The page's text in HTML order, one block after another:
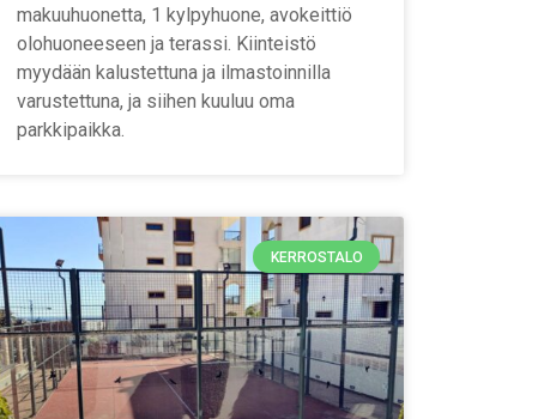
makuuhuonetta, 1 kylpyhuone, avokeittiö
olohuoneeseen ja terassi. Kiinteistö
myydään kalustettuna ja ilmastoinnilla
varustettuna, ja siihen kuuluu oma
parkkipaikka.
KERROSTALO